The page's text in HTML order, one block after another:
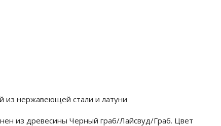
из нержавеющей стали и латуни
из древесины Черный граб/Лайсвуд/Граб. Цвет